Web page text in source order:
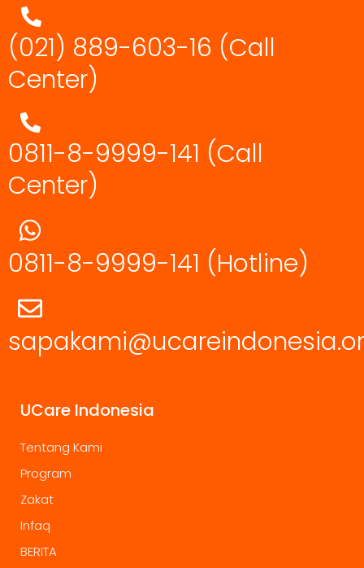
(021) 889-603-16 (Call
Center)
0811-8-9999-141 (Call
Center)
0811-8-9999-141 (Hotline)
UCare Indonesia
Tentang Kami
Program
Zakat
Infaq
BERITA